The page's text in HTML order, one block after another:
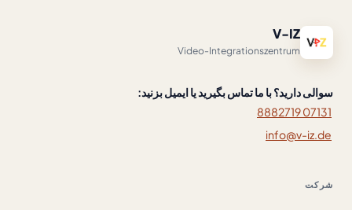
V-IZ
Video-Integrationszentrum
سوالی دارید؟ با ما تماس بگیرید یا ایمیل بزنید:
07131 8882719
info@v-iz.de
شرکت